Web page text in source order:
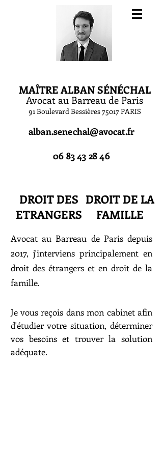
MAÎTRE ALBAN SÉNÉCHAL
Avocat au Barreau de Paris
91 Boulevard Bessières 75017 PARIS
alban.senechal@avocat.fr
06 83 43 28 46
DROIT DES
ETRANGERS
DROIT DE LA
FAMILLE
Avocat au Barreau de Paris depuis
2017, j'interviens principalement en
droit des étrangers et en droit de la
famille.
Je vous reçois dans mon cabinet afin
d'étudier votre situation, déterminer
vos besoins et trouver la solution
adéquate.